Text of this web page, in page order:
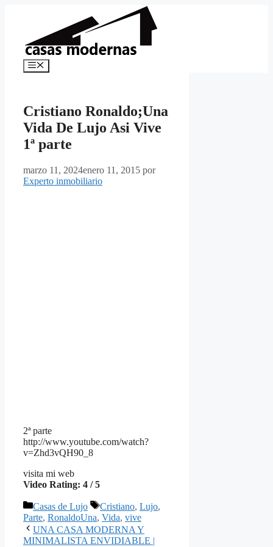
Menú
Cristiano Ronaldo;Una
Vida De Lujo Asi Vive
1ª parte
marzo 11, 2024enero 11, 2015 por
Experto inmobiliario
2ª parte
http://www.youtube.com/watch?
v=Zhd3vQH90_8
visita mi web
Video Rating: 4 / 5
Categorías
Casas de Lujo Etiquetas
Cristiano, Lujo,
Parte, RonaldoUna, Vida, vive
UNA CASA MODERNA Y
MINIMALISTA ENVIDIABLE |